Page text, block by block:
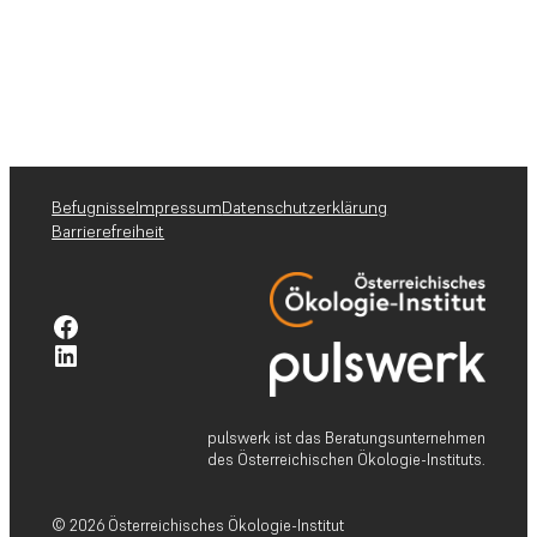
BefugnisseImpressumDatenschutzerklärung
Barrierefreiheit
Facebook-Profil pulswerk GmbH
Linkedin-Profil pulswerk GmbH
pulswerk ist das Beratungsunternehmen
des Österreichischen Ökologie-Instituts.
© 2026 Österreichisches Ökologie-Institut